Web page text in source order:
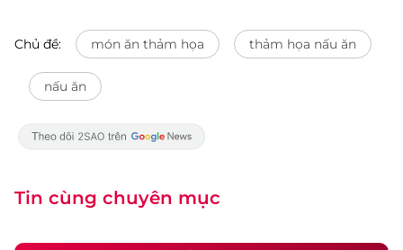
Chủ đề: món ăn thảm họa thảm họa nấu ăn
nấu ăn
Tin cùng chuyên mục